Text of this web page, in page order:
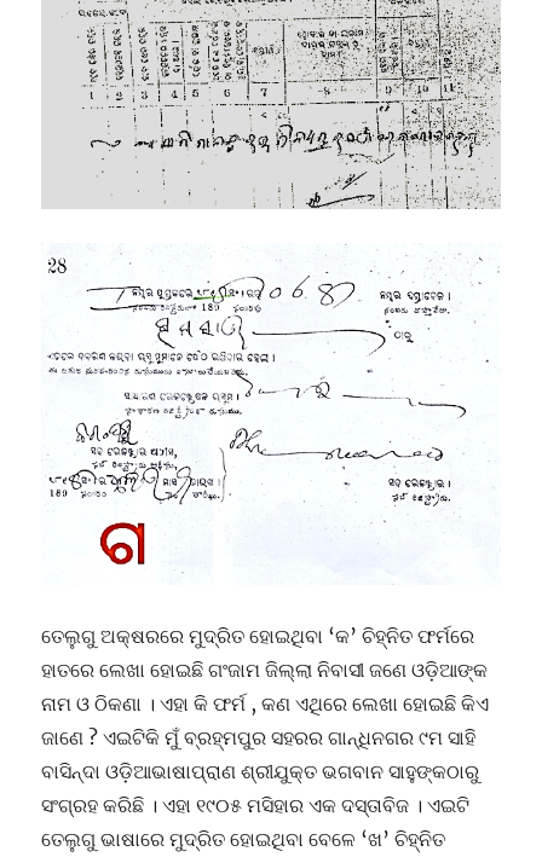
ତେଲୁଗୁ ଅକ୍ଷରରେ ମୁଦ୍ରିତ ହୋଇଥିବା ‘କ’ ଚିହ୍ନିତ ଫର୍ମରେ
ହାତରେ ଲେଖା ହୋଇଛି ଗଂଜାମ ଜିଲ୍ଲା ନିବାସୀ ଜଣେ ଓଡ଼ିଆଙ୍କ
ନାମ ଓ ଠିକଣା । ଏହା କି ଫର୍ମ , କଣ ଏଥିରେ ଲେଖା ହୋଇଛି କିଏ
ଜାଣେ ? ଏଇଟିକି ମୁଁ ବ୍ରହ୍ମପୁର ସହରର ଗାନ୍ଧିନଗର ୯ମ ସାହି
ବାସିନ୍ଦା ଓଡ଼ିଆଭାଷାପ୍ରାଣ ଶ୍ରୀଯୁକ୍ତ ଭଗବାନ ସାହୁଙ୍କଠାରୁ
ସଂଗ୍ରହ କରିଛି । ଏହା ୧୯୦୫ ମସିହାର ଏକ ଦସ୍ତାବିଜ । ଏଇଟି
ତେଲୁଗୁ ଭାଷାରେ ମୁଦ୍ରିତ ହୋଇଥିବା ବେଳେ ‘ଖ’ ଚିହ୍ନିତ